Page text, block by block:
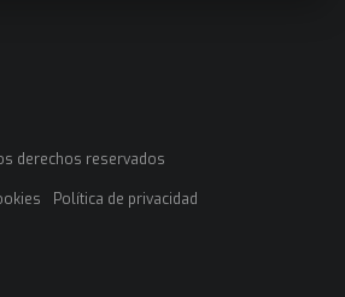
derechos reservados
Política de privacidad